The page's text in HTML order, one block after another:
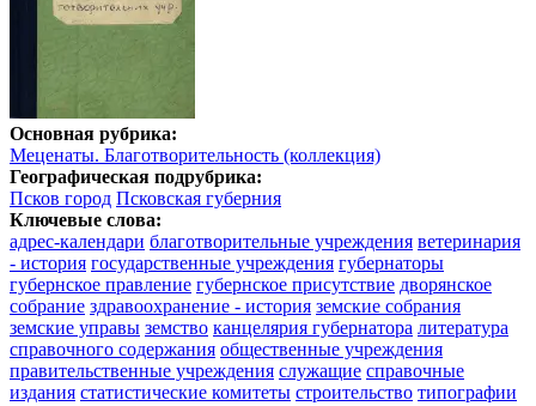
Основная рубрика:
Меценаты. Благотворительность (коллекция)
Географическая подрубрика:
Псков город Псковская губерния
Ключевые слова:
адрес-календари благотворительные учреждения ветеринария
- история государственные учреждения губернаторы
губернское правление губернское присутствие дворянское
собрание здравоохранение - история земские собрания
земские управы земство канцелярия губернатора литература
справочного содержания общественные учреждения
правительственные учреждения служащие справочные
издания статистические комитеты строительство типографии